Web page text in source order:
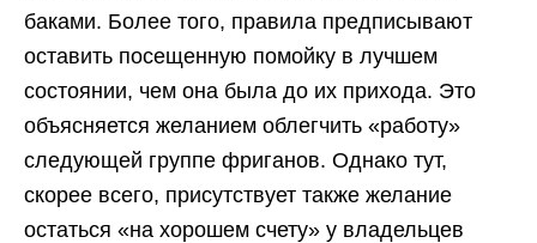
баками. Более того, правила предписывают
оставить посещенную помойку в лучшем
состоянии, чем она была до их прихода. Это
объясняется желанием облегчить «работу»
следующей группе фриганов. Однако тут,
скорее всего, присутствует также желание
остаться «на хорошем счету» у владельцев